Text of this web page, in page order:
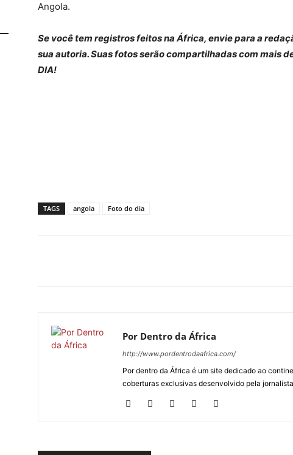
Angola.
Se você tem registros feitos na África, envie para a
sua autoria. Suas fotos serão compartilhadas com mais
DIA!
TAGS angola Foto do dia
Por Dentro da África
http://www.pordentrodaafrica.com/
Por dentro da África é um site dedicado ao
coberturas exclusivas desenvolvido pela